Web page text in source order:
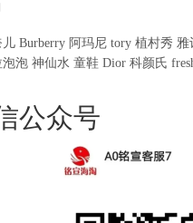
儿 Burberry 阿玛尼 tory 植村秀 雅
泡泡 神仙水 童鞋 Dior 科颜氏
公众号